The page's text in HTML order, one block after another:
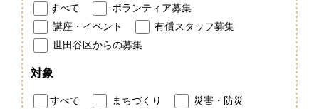
すべて
ボランティア募集
講座・イベント
有償スタッフ募集
世田谷区からの募集
対象
すべて まちづくり
災害・防災